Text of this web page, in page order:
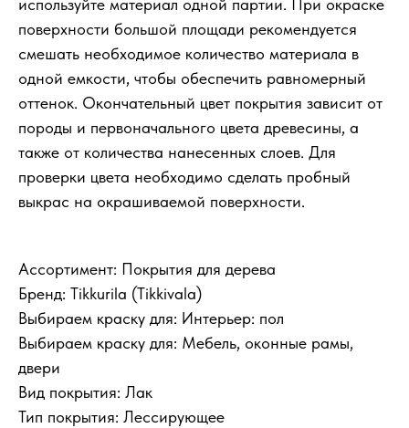
КУпить билет
используйте материал одной партии. При окраске
поверхности большой площади рекомендуется
смешать необходимое количество материала в
одной емкости, чтобы обеспечить равномерный
оттенок. Окончательный цвет покрытия зависит от
породы и первоначального цвета древесины, а
также от количества нанесенных слоев. Для
проверки цвета необходимо сделать пробный
выкрас на окрашиваемой поверхности.
Ассортимент: Покрытия для дерева
Бренд: Tikkurila (Tikkivala)
Выбираем краску для: Интерьер: пол
Выбираем краску для: Мебель, оконные рамы,
двери
Вид покрытия: Лак
Тип покрытия: Лессирующее